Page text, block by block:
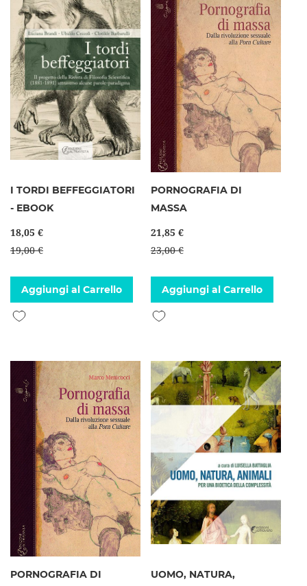
I TORDI BEFFEGGIATORI
- EBOOK
18,05 €
19,00 €
Aggiungi al Carrello
Aggiungi alla lista desideri
PORNOGRAFIA DI
MASSA
21,85 €
23,00 €
Aggiungi al Carrello
Aggiungi alla lista desideri
PORNOGRAFIA DI UOMO, NATURA,